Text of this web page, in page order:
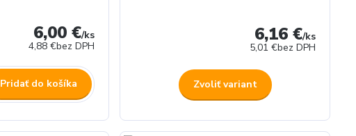
6,00 €/ks
4,88 €bez DPH
Pridať do košíka
6,16 €/ks
5,01 €bez DPH
Zvoliť variant